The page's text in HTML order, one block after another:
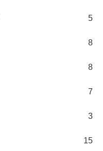
5
8
8
7
3
15